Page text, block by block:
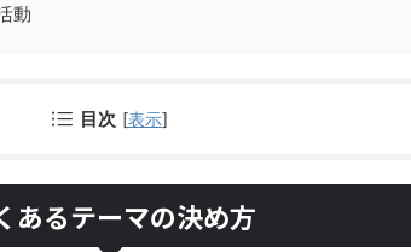
動
目次 [表示]
あるテーマの決め方